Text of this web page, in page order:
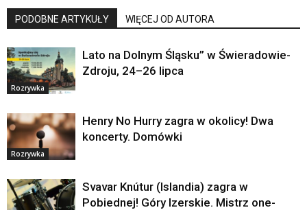
PODOBNE ARTYKUŁY WIĘCEJ OD AUTORA
Rozrywka
Lato na Dolnym Śląsku” w Świeradowie-
Zdroju, 24–26 lipca
Rozrywka
Henry No Hurry zagra w okolicy! Dwa
koncerty. Domówki
Svavar Knútur (Islandia) zagra w
Pobiednej! Góry Izerskie. Mistrz one-